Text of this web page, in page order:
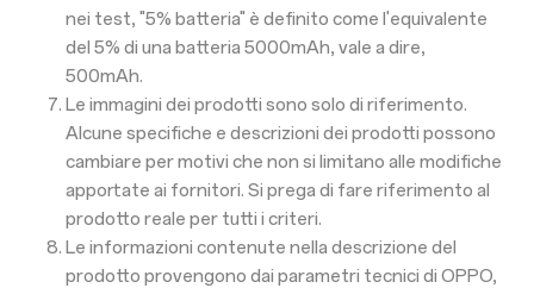
nei test, "5% batteria" è definito come l'equivalente
del 5% di una batteria 5000mAh, vale a dire,
500mAh.
Le immagini dei prodotti sono solo di riferimento.
Alcune specifiche e descrizioni dei prodotti possono
cambiare per motivi che non si limitano alle modifiche
apportate ai fornitori. Si prega di fare riferimento al
prodotto reale per tutti i criteri.
Le informazioni contenute nella descrizione del
prodotto provengono dai parametri tecnici di OPPO,